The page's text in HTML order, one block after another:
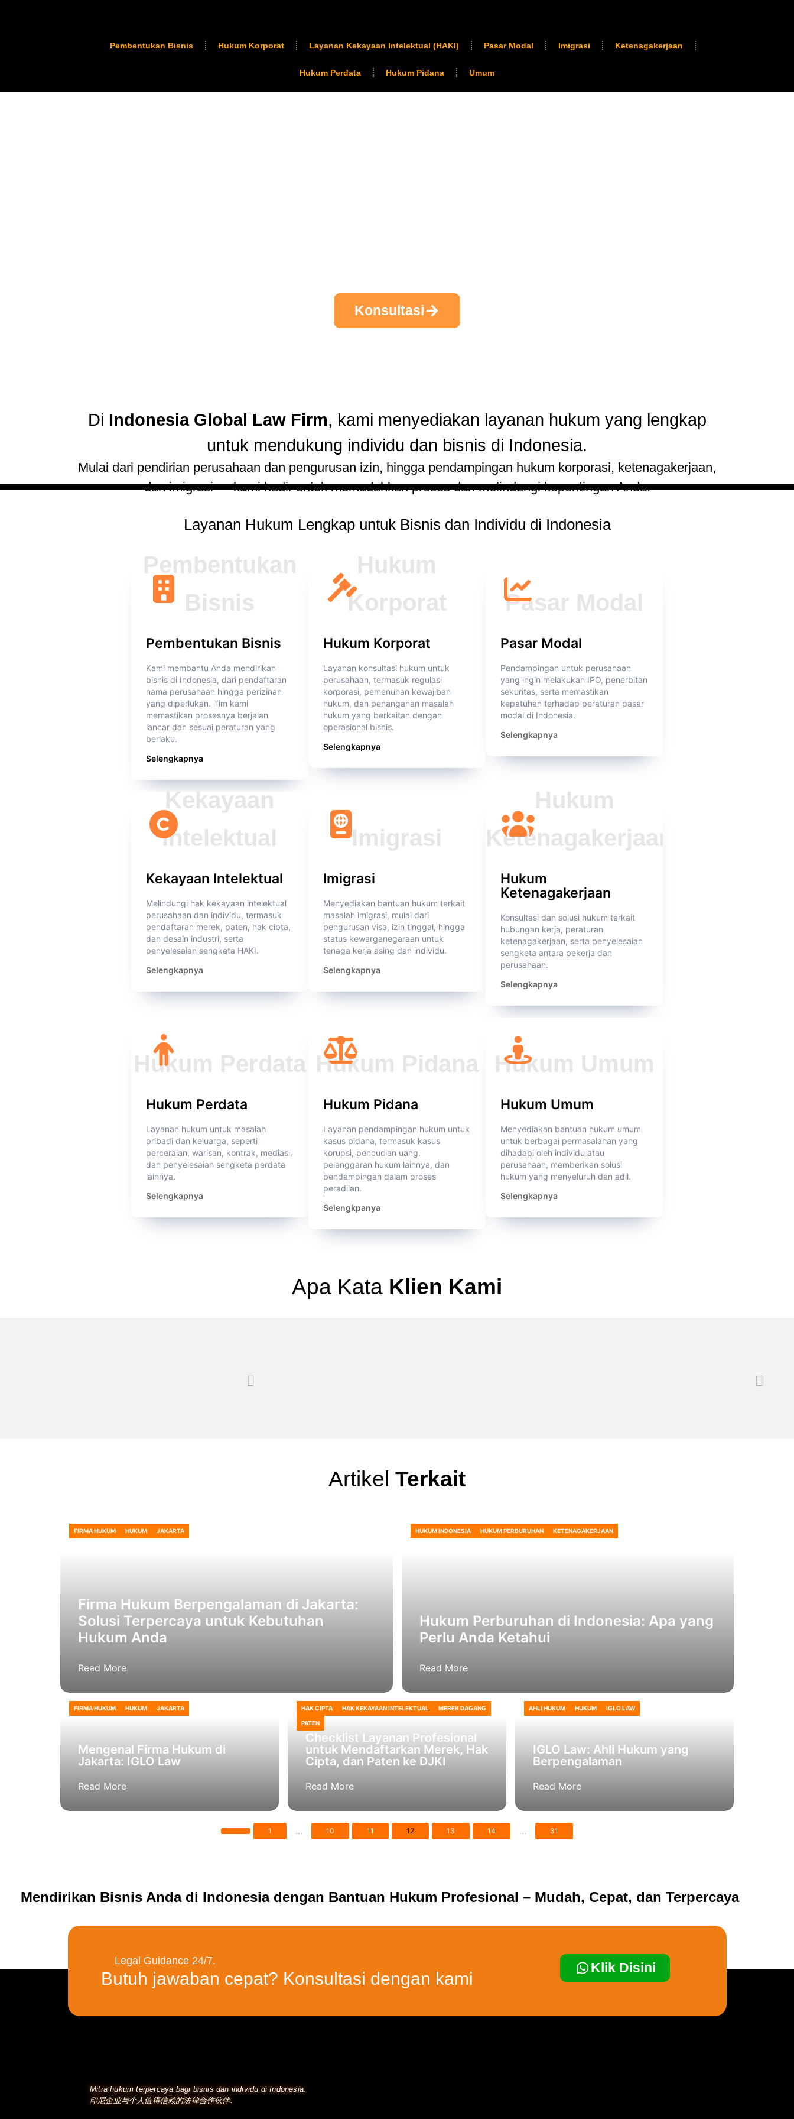
Pembentukan Bisnis Hukum Korporat Layanan Kekayaan Intelektual (HAKI) Pasar Modal Imigrasi Ketenagakerjaan
Hukum Perdata Hukum Pidana Umum
Konsultasi
Di Indonesia Global Law Firm, kami menyediakan layanan hukum yang lengkap
untuk mendukung individu dan bisnis di Indonesia.
Mulai dari pendirian perusahaan dan pengurusan izin, hingga pendampingan hukum korporasi, ketenagakerjaan,
dan imigrasi — kami hadir untuk memudahkan proses dan melindungi kepentingan Anda.
Layanan Hukum Lengkap untuk Bisnis dan Individu di Indonesia
Pembentukan Bisnis
Kami membantu Anda mendirikan
bisnis di Indonesia, dari pendaftaran
nama perusahaan hingga perizinan
yang diperlukan. Tim kami
memastikan prosesnya berjalan
lancar dan sesuai peraturan yang
berlaku.
Selengkapnya
Hukum Korporat
Layanan konsultasi hukum untuk
perusahaan, termasuk regulasi
korporasi, pemenuhan kewajiban
hukum, dan penanganan masalah
hukum yang berkaitan dengan
operasional bisnis.
Selengkapnya
Pasar Modal
Pendampingan untuk perusahaan
yang ingin melakukan IPO, penerbitan
sekuritas, serta memastikan
kepatuhan terhadap peraturan pasar
modal di Indonesia.
Selengkapnya
Kekayaan Intelektual
Melindungi hak kekayaan intelektual
perusahaan dan individu, termasuk
pendaftaran merek, paten, hak cipta,
dan desain industri, serta
penyelesaian sengketa HAKI.
Selengkapnya
Imigrasi
Menyediakan bantuan hukum terkait
masalah imigrasi, mulai dari
pengurusan visa, izin tinggal, hingga
status kewarganegaraan untuk
tenaga kerja asing dan individu.
Selengkapnya
Hukum
Ketenagakerjaan
Konsultasi dan solusi hukum terkait
hubungan kerja, peraturan
ketenagakerjaan, serta penyelesaian
sengketa antara pekerja dan
perusahaan.
Selengkapnya
Hukum Perdata
Layanan hukum untuk masalah
pribadi dan keluarga, seperti
perceraian, warisan, kontrak, mediasi,
dan penyelesaian sengketa perdata
lainnya.
Selengkapnya
Hukum Pidana
Layanan pendampingan hukum untuk
kasus pidana, termasuk kasus
korupsi, pencucian uang,
pelanggaran hukum lainnya, dan
pendampingan dalam proses
peradilan.
Selengkpanya
Hukum Umum
Menyediakan bantuan hukum umum
untuk berbagai permasalahan yang
dihadapi oleh individu atau
perusahaan, memberikan solusi
hukum yang menyeluruh dan adil.
Selengkapnya
Apa Kata Klien Kami
Artikel Terkait
Firma Hukum Berpengalaman di Jakarta:
Solusi Terpercaya untuk Kebutuhan
Hukum Anda
Read More
FIRMA HUKUM HUKUM JAKARTA
Hukum Perburuhan di Indonesia: Apa yang
Perlu Anda Ketahui
Read More
HUKUM INDONESIA HUKUM PERBURUHAN KETENAGAKERJAAN
Mengenal Firma Hukum di
Jakarta: IGLO Law
Read More
FIRMA HUKUM HUKUM JAKARTA
Checklist Layanan Profesional
untuk Mendaftarkan Merek, Hak
Cipta, dan Paten ke DJKI
Read More
HAK CIPTA HAK KEKAYAAN INTELEKTUAL MEREK DAGANG
PATEN
IGLO Law: Ahli Hukum yang
Berpengalaman
Read More
AHLI HUKUM HUKUM IGLO LAW
1 ... 10 11 12 13 14 ... 31
Mendirikan Bisnis Anda di Indonesia dengan Bantuan Hukum Profesional – Mudah, Cepat, dan Terpercaya
Legal Guidance 24/7.
Butuh jawaban cepat? Konsultasi dengan kami
Klik Disini
Mitra hukum terpercaya bagi bisnis dan individu di Indonesia.
印尼企业与个人值得信赖的法律合作伙伴.